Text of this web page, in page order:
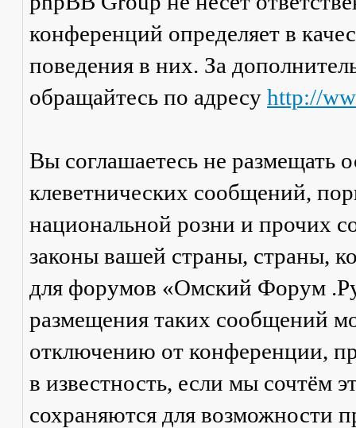
конференций определяет в
поведения в них. За
обращайтесь по адресу http://
Вы соглашаетесь не размещать
клеветнических сообщений,
национальной розни и прочих
законы вашей страны, страны,
для форумов «Омский Форум
размещения таких сообщений
отключению от конференции,
в известность, если мы сочтём
сохраняются для возможности